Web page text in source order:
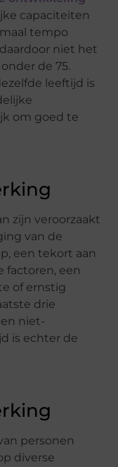
capaciteiten
tempo
niet het
de 75.
leeftijd is
om goed te
zijn veroorzaakt
van de
een tekort aan
factoren, een
of ernstig
drie
niet-
is echter de
personen
diverse